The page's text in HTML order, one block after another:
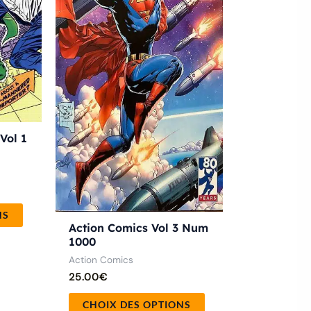
1
peuvent
être
choisies
sur
la
page
du
produit
Action Comics Vol 3 Num
1000
Action Comics
25.00€
CHOIX DES OPTIONS
peuvent
être
choisies
sur
la
page
du
produit